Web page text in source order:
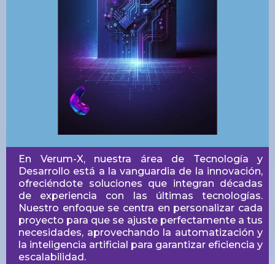
En Verum-X, nuestra área de Tecnología y
Desarrollo está a la vanguardia de la innovación,
ofreciéndote soluciones que integran décadas
de experiencia con las últimas tecnologías.
Nuestro enfoque se centra en personalizar cada
proyecto para que se ajuste perfectamente a tus
necesidades, aprovechando la automatización y
la inteligencia artificial para garantizar eficiencia y
escalabilidad.